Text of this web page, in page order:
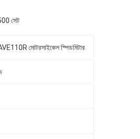
সেট
মোটরসাইকেল স্পিডমিটার